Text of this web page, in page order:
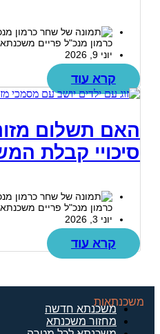
כרמון מנכ"ל פריים
יוני 9, 2026
קרא עוד
האם תשלום
סיכויי קבלת
כרמון מנכ"ל פריים
יוני 3, 2026
קרא עוד
משכנתאות
משכנתא חדשה
מחזור משכנתא